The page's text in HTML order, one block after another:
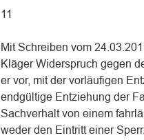
11
Mit Schreiben vom
Kläger Widerspruch gegen
er vor, mit der vorläufigen
endgültige Entziehung der
Sachverhalt von einem
weder den Eintritt einer